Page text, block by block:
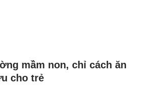
mầm non, chỉ cách ăn
cho trẻ